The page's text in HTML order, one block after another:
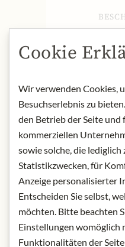
einen
Meersalz mit
kombiniert.
Produktname:
rotem Paprika
Aufbewahrung:
lagern
Herkunft:
Kontakt:
Bonopera 37,
Cookie
Wir verwenden Cookies,
Besuchserlebnis zu
den Betrieb der Seite
kommerziellen
sowie solche, die lediglich
Statistikzwecken, für
Anzeige personalisierter
Entscheiden Sie selbst,
möchten. Bitte beachten
Einstellungen womöglich
Funktionalitäten der